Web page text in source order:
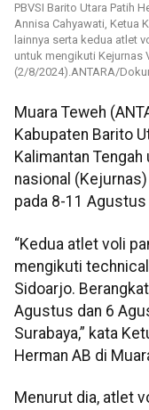
PBVSI Barito Utara Patih
Annisa Cahyawati, Ketua
lainnya serta kedua atlet
untuk mengikuti Kejurnas
(2/8/2024).ANTARA/
Muara Teweh
Kabupaten Barito
Kalimantan
nasional
pada 8-11
“Kedua atlet voli
mengikuti
Sidoarjo.
Agustus dan 6
Surabaya,” kata
Herman AB di
Menurut dia, atlet